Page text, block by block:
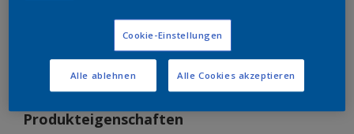
Muster bestellen
Bestellen Sie direkt im Webshop
Produkteigenschaften
Cookie-Einstellungen
Alle ablehnen Alle Cookies akzeptieren